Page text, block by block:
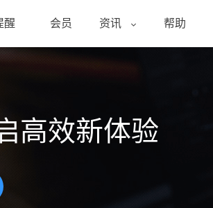
醒 会员 资讯 帮助
高效新体验